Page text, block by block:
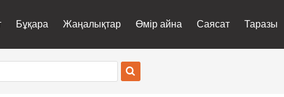
Бұқара Жаңалықтар Өмір айна Саясат Таразы